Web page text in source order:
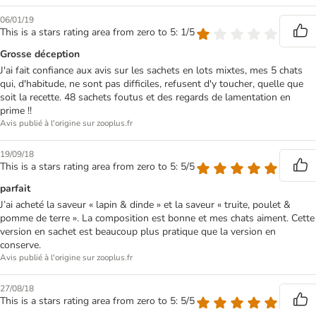
06/01/19
This is a stars rating area from zero to 5: 1/5
Grosse déception
J'ai fait confiance aux avis sur les sachets en lots mixtes, mes 5 chats
qui, d'habitude, ne sont pas difficiles, refusent d'y toucher, quelle que
soit la recette. 48 sachets foutus et des regards de lamentation en
prime !!
Avis publié à l'origine sur zooplus.fr
19/09/18
This is a stars rating area from zero to 5: 5/5
parfait
J’ai acheté la saveur « lapin & dinde » et la saveur « truite, poulet &
pomme de terre ». La composition est bonne et mes chats aiment. Cette
version en sachet est beaucoup plus pratique que la version en
conserve.
Avis publié à l'origine sur zooplus.fr
27/08/18
This is a stars rating area from zero to 5: 5/5